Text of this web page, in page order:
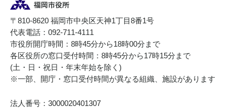
〒810-8620 福岡市中央区天神1丁目8番1号
代表電話：092-711-4111
市役所開庁時間：8時45分から18時00分まで
各区役所の窓口受付時間：8時45分から17時15分まで
(土・日・祝日・年末年始を除く)
※一部、開庁・窓口受付時間が異なる組織、施設があります
法人番号：3000020401307